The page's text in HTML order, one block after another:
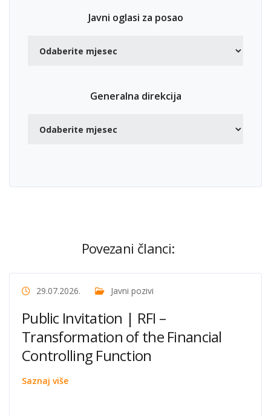
Javni oglasi za posao
Generalna direkcija
Povezani članci:
29.07.2026. Javni pozivi
Public Invitation | RFI –
Transformation of the Financial
Controlling Function
Saznaj više